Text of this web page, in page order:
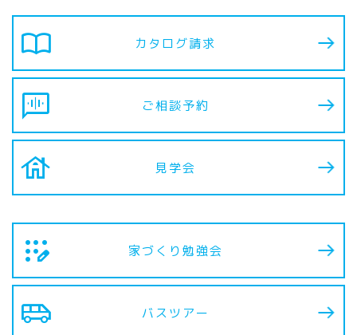
import_contacts カタログ請求
voice_chat ご相談予約
house 見学会
app_registration 家づくり勉強会
airport_shuttle バスツアー